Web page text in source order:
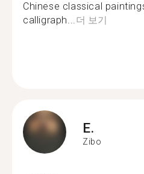
Chinese classical
calligraph...더 보기
E.
Zibo